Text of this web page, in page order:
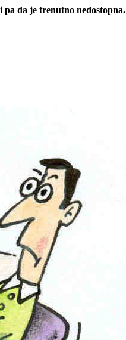
pa da je trenutno nedostopna.